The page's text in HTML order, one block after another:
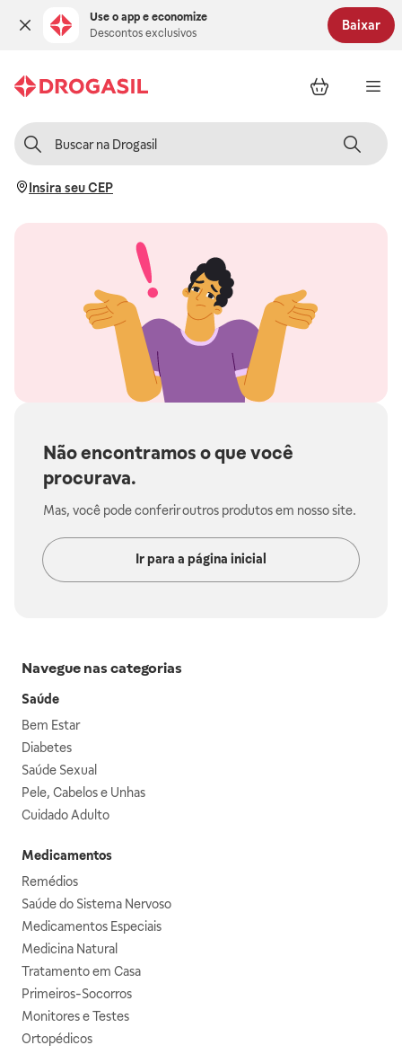
Use o app e economize
Descontos exclusivos
Baixar
Insira seu CEP
Não encontramos o que você
procurava.
Mas, você pode conferir outros produtos em nosso site.
Ir para a página inicial
Navegue nas categorias
Saúde
Bem Estar
Diabetes
Saúde Sexual
Pele, Cabelos e Unhas
Cuidado Adulto
Medicamentos
Remédios
Saúde do Sistema Nervoso
Medicamentos Especiais
Medicina Natural
Tratamento em Casa
Primeiros-Socorros
Monitores e Testes
Ortopédicos